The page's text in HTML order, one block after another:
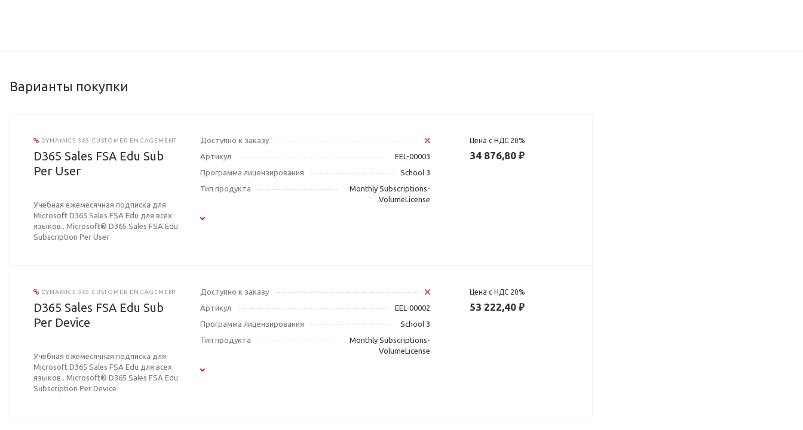
Варианты покупки
DYNAMICS 365 CUSTOMER ENGAGEMENT
D365 Sales FSA Edu Sub
Per User
Учебная ежемесячная подписка для
Microsoft D365 Sales FSA Edu для всех
языков.. Microsoft® D365 Sales FSA Edu
Subscription Per User
Доступно к заказу
Артикул
EEL-00003
Программа лицензирования
School 3
Тип продукта
Monthly Subscriptions-
VolumeLicense
Цена с НДС 20%
34 876,80 ₽
DYNAMICS 365 CUSTOMER ENGAGEMENT
D365 Sales FSA Edu Sub
Per Device
Учебная ежемесячная подписка для
Microsoft D365 Sales FSA Edu для всех
языков.. Microsoft® D365 Sales FSA Edu
Subscription Per Device
Доступно к заказу
Артикул
EEL-00002
Программа лицензирования
School 3
Тип продукта
Monthly Subscriptions-
VolumeLicense
Цена с НДС 20%
53 222,40 ₽